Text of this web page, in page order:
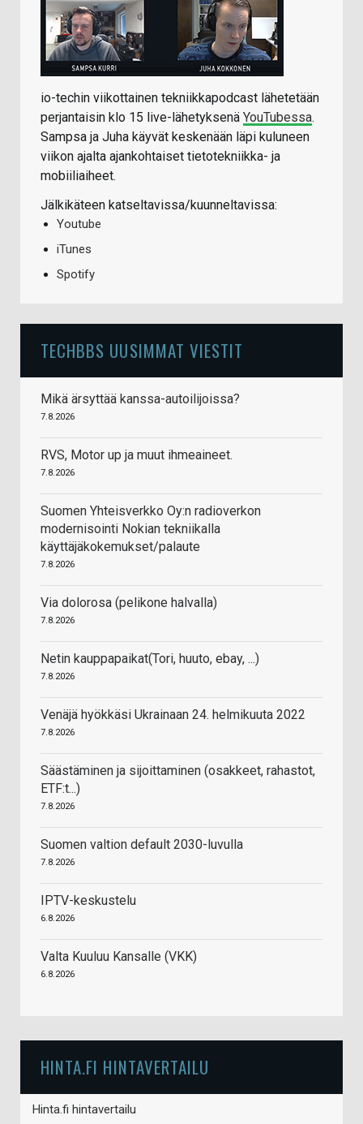
io-techin viikottainen tekniikkapodcast lähetetään
perjantaisin klo 15 live-lähetyksenä YouTubessa.
Sampsa ja Juha käyvät keskenään läpi kuluneen
viikon ajalta ajankohtaiset tietotekniikka- ja
mobiiliaiheet.
Jälkikäteen katseltavissa/kuunneltavissa:
Youtube
iTunes
Spotify
TECHBBS UUSIMMAT VIESTIT
Mikä ärsyttää kanssa-autoilijoissa?
7.8.2026
RVS, Motor up ja muut ihmeaineet.
7.8.2026
Suomen Yhteisverkko Oy:n radioverkon
modernisointi Nokian tekniikalla
käyttäjäkokemukset/palaute
7.8.2026
Via dolorosa (pelikone halvalla)
7.8.2026
Netin kauppapaikat(Tori, huuto, ebay, ...)
7.8.2026
Venäjä hyökkäsi Ukrainaan 24. helmikuuta 2022
7.8.2026
Säästäminen ja sijoittaminen (osakkeet, rahastot,
ETF:t...)
7.8.2026
Suomen valtion default 2030-luvulla
7.8.2026
IPTV-keskustelu
6.8.2026
Valta Kuuluu Kansalle (VKK)
6.8.2026
HINTA.FI HINTAVERTAILU
Hinta.fi hintavertailu